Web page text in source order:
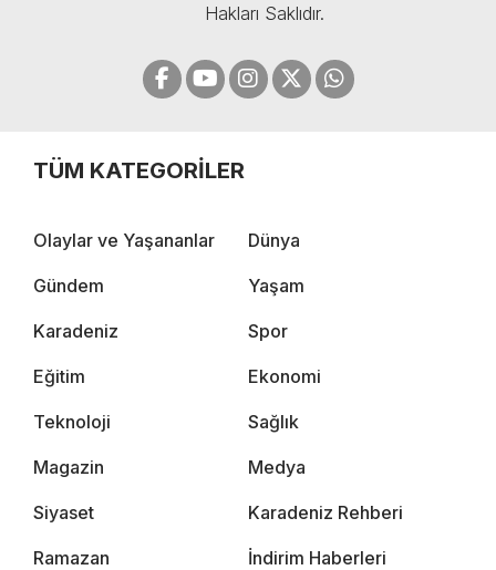
Hakları Saklıdır.
TÜM KATEGORİLER
Olaylar ve Yaşananlar Dünya
Gündem Yaşam
Karadeniz Spor
Eğitim Ekonomi
Teknoloji Sağlık
Magazin Medya
Siyaset Karadeniz Rehberi
Ramazan İndirim Haberleri